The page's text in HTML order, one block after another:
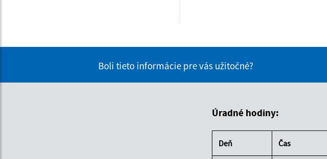
Boli tieto informácie pre vás užitočné?
Úradné hodiny:
Deň Čas